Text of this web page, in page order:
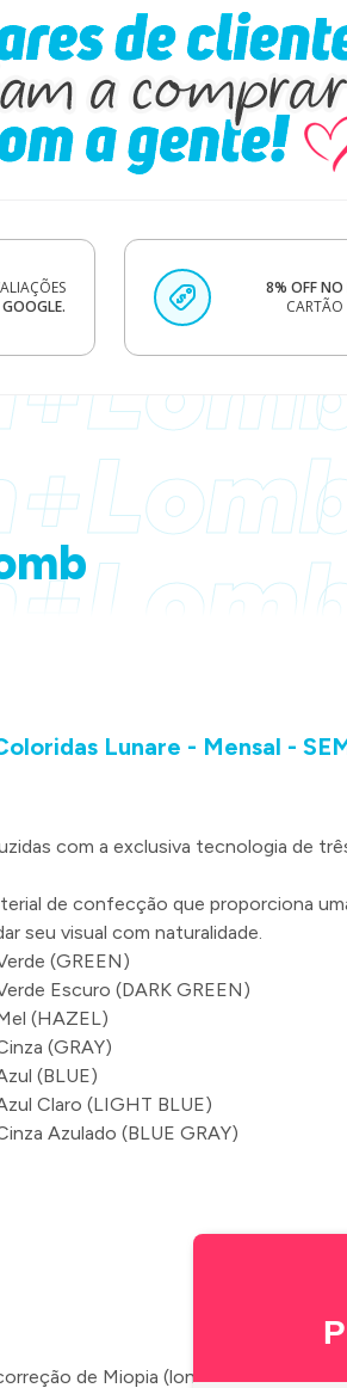
8% OFF NO
CARTÃO
Lunare - Mensal -
com a exclusiva tecnologia de
de confecção que proporciona
seu visual com naturalidade.
(GREEN)
Escuro (DARK GREEN)
(HAZEL)
(GRAY)
(BLUE)
Claro (LIGHT BLUE)
Azulado (BLUE GRAY)
de Miopia (longe)